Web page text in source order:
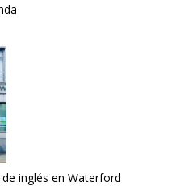
inglés en Waterford